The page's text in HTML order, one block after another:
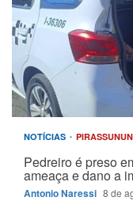
NOTÍCIAS
Pedreiro é preso
ameaça e dano a
Antonio Naressi 8 de